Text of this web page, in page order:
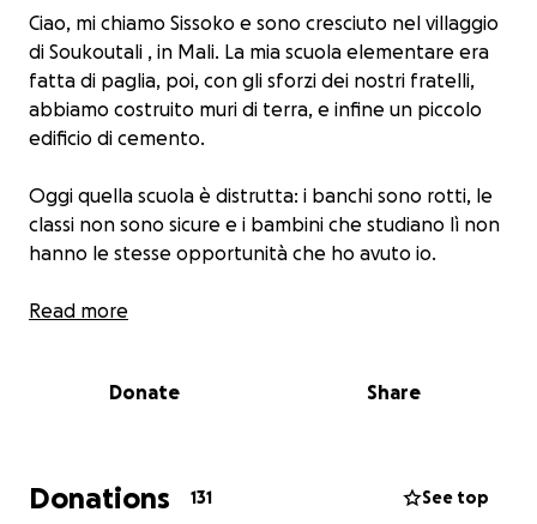
Ciao, mi chiamo Sissoko e sono cresciuto nel villaggio
di Soukoutali , in Mali. La mia scuola elementare era
fatta di paglia, poi, con gli sforzi dei nostri fratelli,
abbiamo costruito muri di terra, e infine un piccolo
edificio di cemento.
Oggi quella scuola è distrutta: i banchi sono rotti, le
classi non sono sicure e i bambini che studiano lì non
hanno le stesse opportunità che ho avuto io.
Il mio sogno è ridare dignità a quella scuola,
imparare in un ambiente dignitoso.
cambiare questa realtà. Anche condividere il
progetto puoi aiutare: ogni gesto conta.
Read more
Donate Share
Donations 131 See top